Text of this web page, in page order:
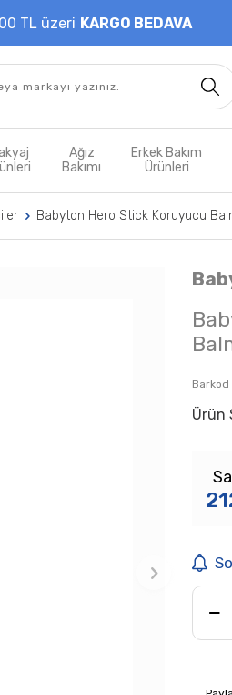
TL üzeri KARGO BEDAVA
Ağız
Bakımı
Erkek Bakım
Ürünleri
Babyton Hero Stick Koruyucu
Barkod
Ürün